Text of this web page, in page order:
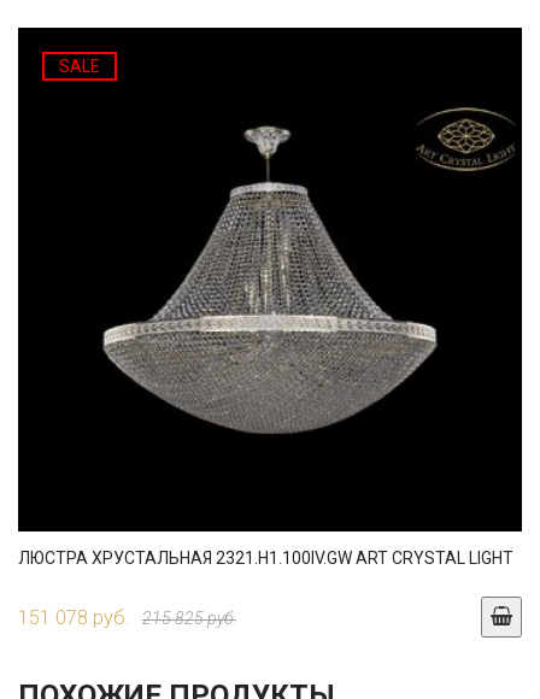
SALE
ЛЮСТРА ХРУСТАЛЬНАЯ 2321.H1.100IV.GW ART CRYSTAL LIGHT
151 078 руб. 215 825 руб.